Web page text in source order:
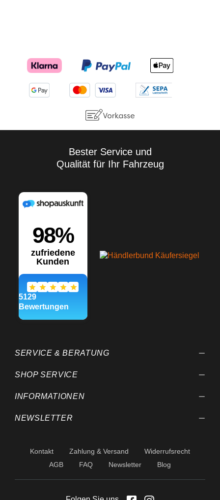
Bester Service und
Qualität für Ihr Fahrzeug
SERVICE & BERATUNG
SHOP SERVICE
INFORMATIONEN
NEWSLETTER
Kontakt Zahlung & Versand
Widerrufsrecht
AGB
FAQ Newsletter Blog